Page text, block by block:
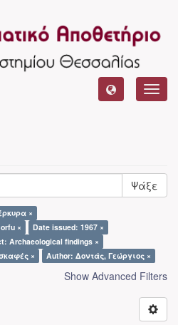
Ψάξε
×
×
Date issued: 1967 ×
Archaeological findings ×
× Author: Δοντάς, Γεώργιος ×
Show Advanced Filters